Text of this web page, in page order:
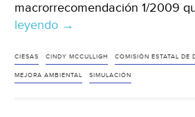
macrorrecomendación 1/2009
leyendo Macrorrecomendación,
institucional”
(Milenio)
→
CIESAS CINDY MCCULLIGH COMISIÓN ESTATAL DE
MEJORA AMBIENTAL SIMULACIÓN